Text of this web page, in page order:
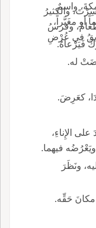
واسمٌ
أو مغَيَّراً،
مُؤَنَّثَةٌ، ج: أعارِيضُ، والناحيةُ، والطريقُ في عُرْضِ
والكثيرُ
وفرسُ
على الإِناءِ،
فيهما.
عليه، ونَظَرَ